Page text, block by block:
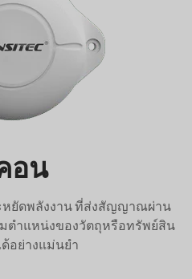
อน
ยัดพลังงาน ที่ส่งสัญญาณผ่าน
ตำแหน่งของวัตถุหรือทรัพย์สิน
ด้อย่างแม่นยำ